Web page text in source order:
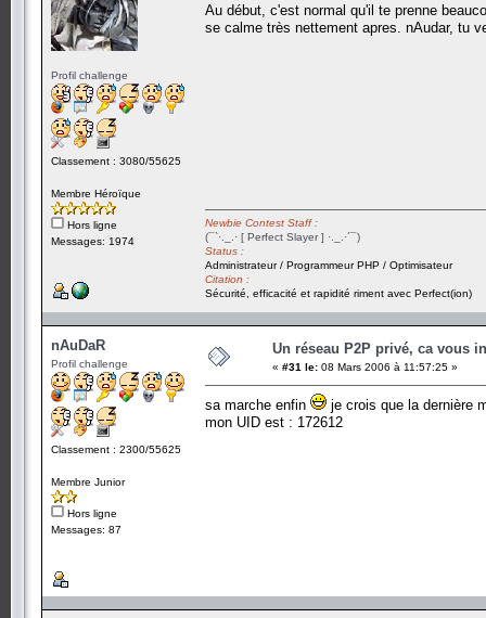
Profil challenge
Classement : 3080/55625
Membre Héroïque
Hors ligne
Messages: 1974
Au début, c'est normal qu'il te prenne
se calme très nettement apres. nAudar, tu
Newbie Contest Staff :
(¯`·._.· [ Perfect Slayer ] ·._.·´¯)
Status :
Administrateur / Programmeur PHP / Optimisateur
Citation :
Sécurité, efficacité et rapidité riment avec Perfect(ion)
nAuDaR
Profil challenge
Classement : 2300/55625
Membre Junior
Hors ligne
Messages: 87
Un réseau P2P privé, ca vous
« #31 le: 08 Mars 2006 à 11:57:25 »
sa marche enfin
je crois que la dernière
mon UID est : 172612